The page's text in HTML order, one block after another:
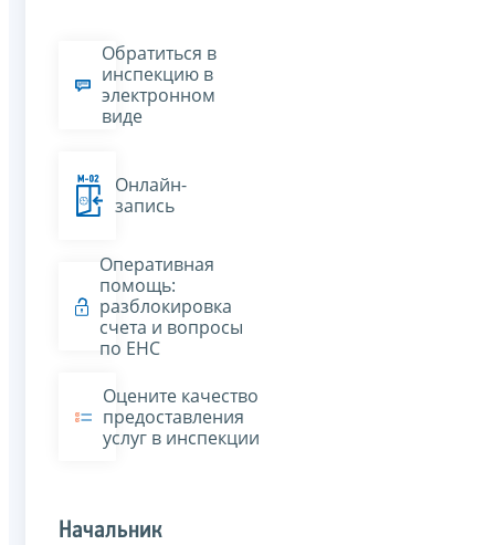
Обратиться в
инспекцию в
электронном
виде
Онлайн-
запись
Оперативная
помощь:
разблокировка
счета и вопросы
по ЕНС
Оцените качество
предоставления
услуг в инспекции
Начальник